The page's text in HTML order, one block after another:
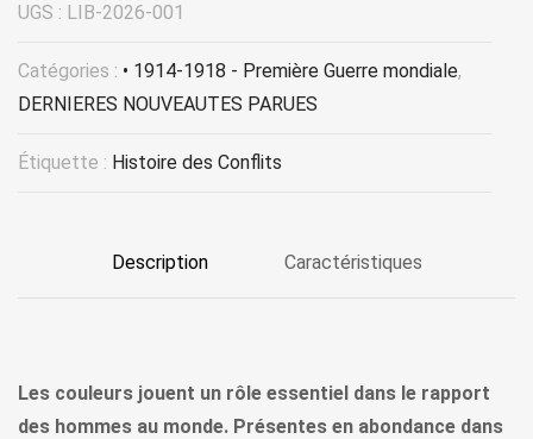
UGS : LIB-2026-001
Catégories : • 1914-1918 - Première Guerre mondiale,
DERNIERES NOUVEAUTES PARUES
Étiquette : Histoire des Conflits
Description Caractéristiques
Les couleurs jouent un rôle essentiel dans le rapport
des hommes au monde. Présentes en abondance dans